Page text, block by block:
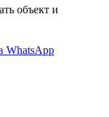
объект и
WhatsApp